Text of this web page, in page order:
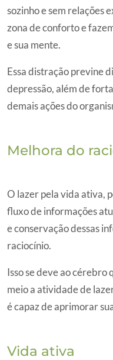
sozinho e sem relações
zona de conforto e
e sua mente.
Essa distração previne
depressão, além de
demais ações do
Melhora do
O lazer pela vida ativa,
fluxo de informações
e conservação dessas
raciocínio.
Isso se deve ao cérebro
meio a atividade de
é capaz de aprimorar
Vida ativa